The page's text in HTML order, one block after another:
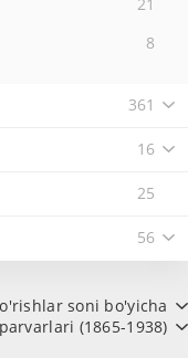
8
361
16
25
56
soni bo'yicha
(1865-1938)